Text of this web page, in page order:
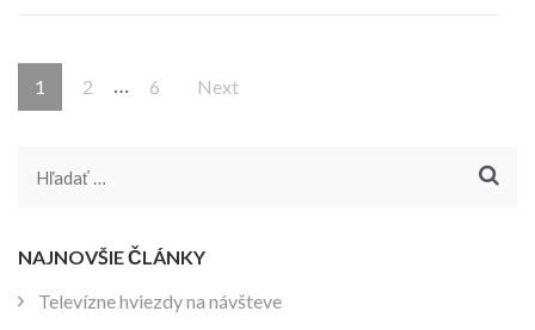
Stránkovanie
príspevkov
Page
1 Page
2 … Page
6 Next
Hľadať:
NAJNOVŠIE ČLÁNKY
Televízne hviezdy na návšteve